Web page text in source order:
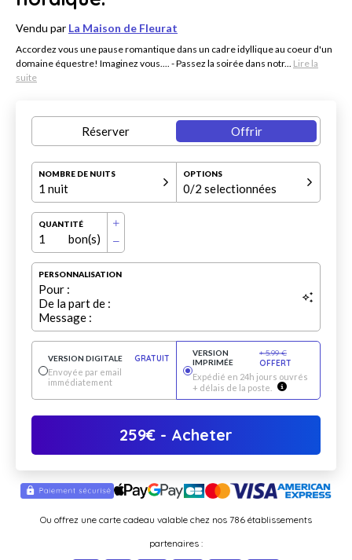
Vendu par La Maison de Fleurat
Accordez vous une pause romantique dans un cadre idyllique au coeur d'un
domaine équestre! Imaginez vous.... - Passez la soirée dans notr... Lire la
suite
Réserver Offrir
NOMBRE DE NUITS
1 nuit
OPTIONS
0/2 selectionnées
QUANTITÉ
1 bon(s)
PERSONNALISATION
Pour :
De la part de :
Message :
VERSION DIGITALE
GRATUIT
Envoyée par email
immédiatement
VERSION
IMPRIMÉE
+5.99 €
OFFERT
Expédié en 24h jours ouvrés
+ délais de la poste.
259€ - Acheter
Ou offrez une carte cadeau valable chez nos 786 établissements
partenaires :